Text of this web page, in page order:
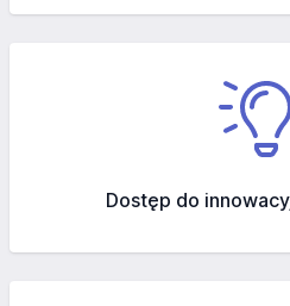
Dostęp do